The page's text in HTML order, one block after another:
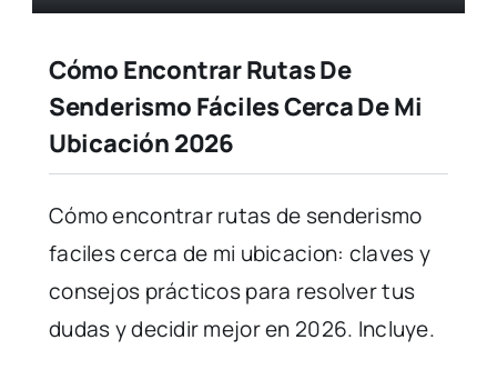
Cómo Encontrar Rutas De
Senderismo Fáciles Cerca De Mi
Ubicación 2026
Cómo encontrar rutas de senderismo
faciles cerca de mi ubicacion: claves y
consejos prácticos para resolver tus
dudas y decidir mejor en 2026. Incluye.